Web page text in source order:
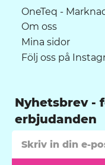
OneTeq -
Om oss
Mina sidor
Följ oss på
Nyhetsbrev